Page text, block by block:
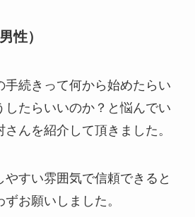
性）
手続きって何から始めたらい
したらいいのか？と悩んでい
んを紹介して頂きました。
すい雰囲気で信頼できると
お願いしました。